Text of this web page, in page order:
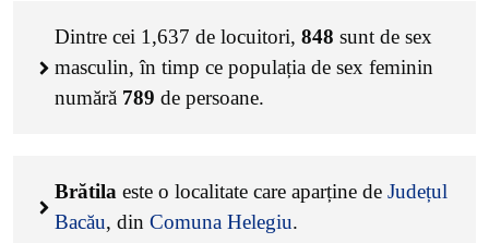
Dintre cei 1,637 de locuitori, 848 sunt de sex
masculin, în timp ce populația de sex feminin
numără 789 de persoane.
Brătila este o localitate care aparține de Județul
Bacău, din Comuna Helegiu.